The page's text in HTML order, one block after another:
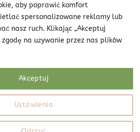
aby poprawić komfort
spersonalizowane reklamy lub
nasz ruch. Klikając „Akceptuj
zgodę na używanie przez nas plików
Ustawienia
Akceptuj
2026 | Beauty Park
Web Design